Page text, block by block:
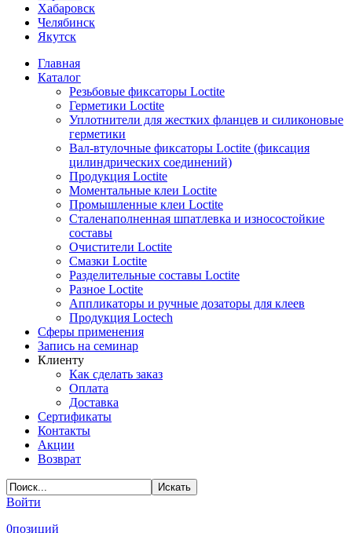
Хабаровск
Челябинск
Якутск
Главная
Каталог
Резьбовые фиксаторы Loctite
Герметики Loctite
Уплотнители для жестких фланцев и силиконовые
герметики
Вал-втулочные фиксаторы Loctite (фиксация
цилиндрических соединений)
Продукция Loctite
Моментальные клеи Loctite
Промышленные клеи Loctite
Сталенаполненная шпатлевка и износостойкие
составы
Очистители Loctite
Смазки Loctite
Разделительные составы Loctite
Разное Loctite
Аппликаторы и ручные дозаторы для клеев
Продукция Loctech
Сферы применения
Запись на семинар
Клиенту
Как сделать заказ
Оплата
Доставка
Сертификаты
Контакты
Акции
Возврат
Войти
0позиций